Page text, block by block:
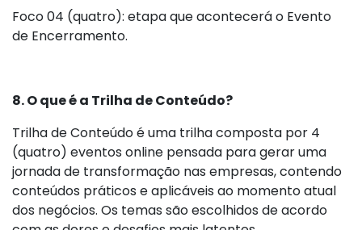
Foco 04 (quatro): etapa que acontecerá o Evento
de Encerramento.
8. O que é a Trilha de Conteúdo?
Trilha de Conteúdo é uma trilha composta por 4
(quatro) eventos online pensada para gerar uma
jornada de transformação nas empresas, contendo
conteúdos práticos e aplicáveis ao momento atual
dos negócios. Os temas são escolhidos de acordo